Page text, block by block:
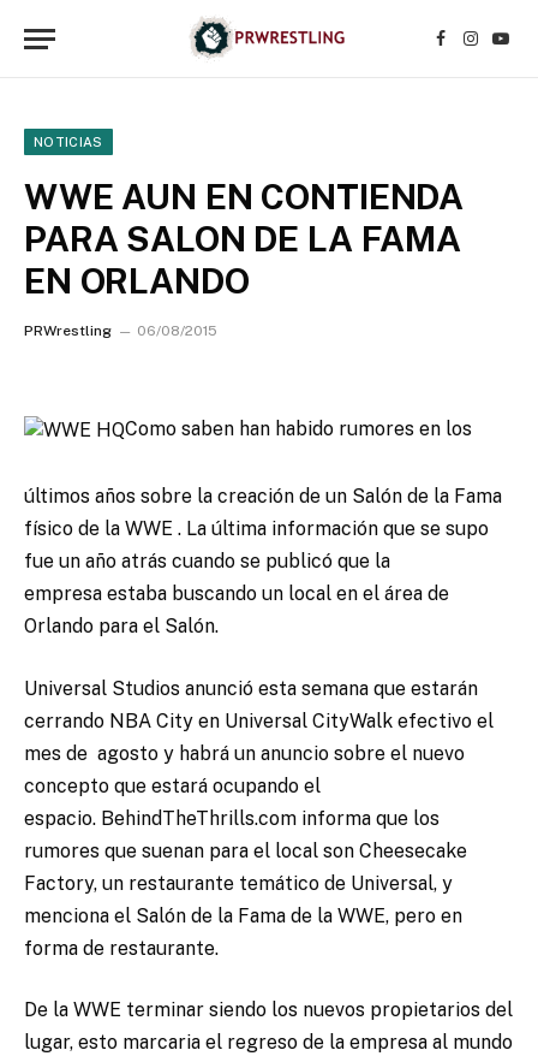
Facebook
NOTICIAS
WWE AUN EN CONTIENDA
PARA SALON DE LA FAMA
EN ORLANDO
PRWrestling 06/08/2015
Como saben han habido rumores en los
últimos años sobre la creación de un Salón de la Fama
físico de la WWE . La última información que se supo
fue un año atrás cuando se publicó que la
empresa estaba buscando un local en el área de
Orlando para el Salón.
Universal Studios anunció esta semana que estarán
cerrando NBA City en Universal CityWalk efectivo el
mes de agosto y habrá un anuncio sobre el nuevo
concepto que estará ocupando el
espacio. BehindTheThrills.com informa que los
rumores que suenan para el local son Cheesecake
Factory, un restaurante temático de Universal, y
menciona el Salón de la Fama de la WWE, pero en
forma de restaurante.
De la WWE terminar siendo los nuevos propietarios del
lugar, esto marcaria el regreso de la empresa al mundo